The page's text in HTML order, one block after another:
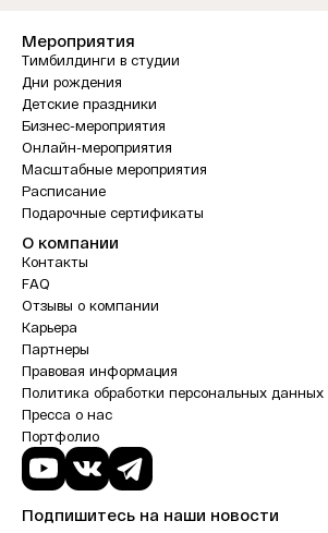
Мероприятия
Тимбилдинги в студии
Дни рождения
Детские праздники
Бизнес-мероприятия
Онлайн-мероприятия
Масштабные мероприятия
Расписание
Подарочные сертификаты
О компании
Контакты
FAQ
Отзывы о компании
Карьера
Партнеры
Правовая информация
Политика обработки персональных данных
Пресса о нас
Портфолио
Подпишитесь на наши новости